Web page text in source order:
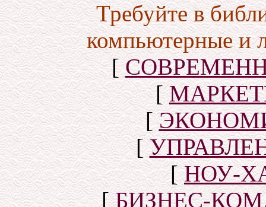
Требуйте в
компьютерные и
[
[
[
[
[НОУ-
[БИЗНЕС-